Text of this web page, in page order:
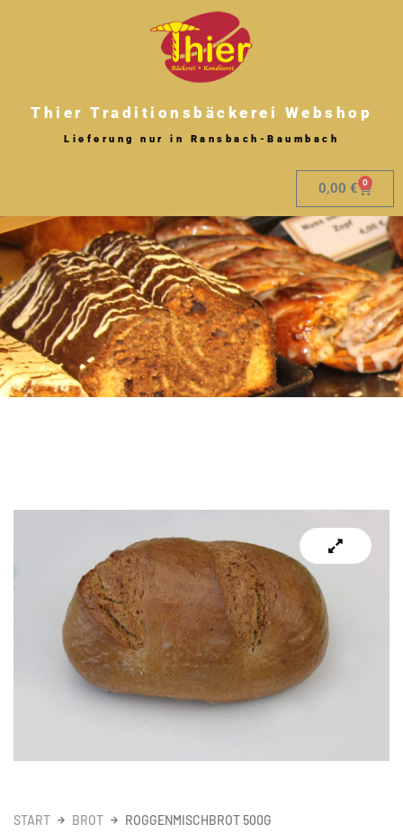
Thier Traditionsbäckerei Webshop
Lieferung nur in Ransbach-Baumbach
0,00 € 0
START BROT ROGGENMISCHBROT 500G